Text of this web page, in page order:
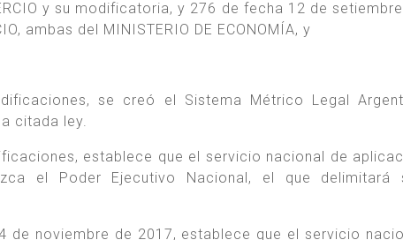
y su modificatoria, y 276 de fecha 12 de
ambas del MINISTERIO DE ECONOMÍA, y
se creó el Sistema Métrico Legal
citada ley.
establece que el servicio nacional de
el Poder Ejecutivo Nacional, el que delimitará
de noviembre de 2017, establece que el servicio